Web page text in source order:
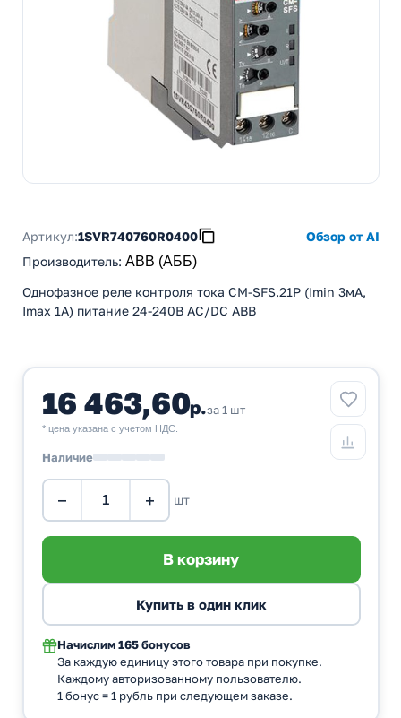
Артикул:1SVR740760R0400
Обзор от AI
Производитель: ABB (АББ)
Однофазное реле контроля тока CM-SFS.21P (Imin 3мА,
Imax 1A) питание 24-240В AC/DC ABB
16 463,60р.за 1 шт
* цена указана с учетом НДС.
Наличие
− + шт
Начислим 165 бонусов
За каждую единицу этого товара при покупке.
Каждому авторизованному пользователю.
1 бонус = 1 рубль при следующем заказе.